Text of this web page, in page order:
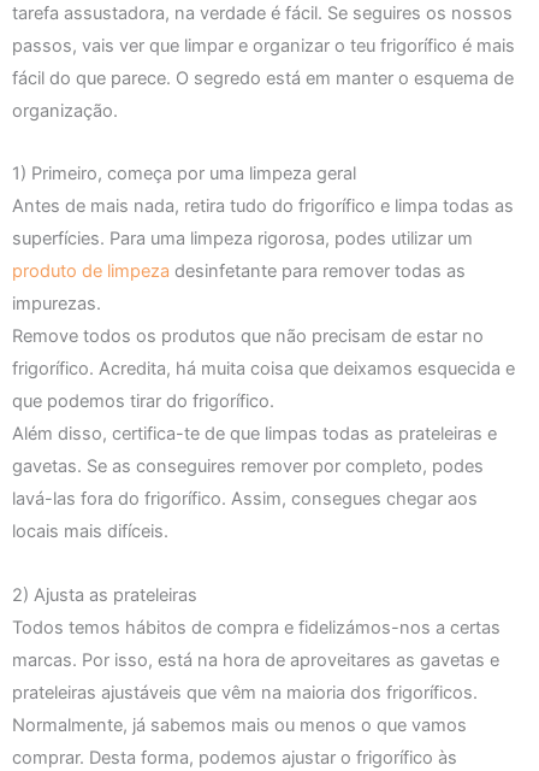
tarefa assustadora, na verdade é fácil. Se seguires os nossos
passos, vais ver que limpar e organizar o teu frigorífico é mais
fácil do que parece. O segredo está em manter o esquema de
organização.
1) Primeiro, começa por uma limpeza geral
Antes de mais nada, retira tudo do frigorífico e limpa todas as
superfícies. Para uma limpeza rigorosa, podes utilizar um
produto de limpeza desinfetante para remover todas as
impurezas.
Remove todos os produtos que não precisam de estar no
frigorífico. Acredita, há muita coisa que deixamos esquecida e
que podemos tirar do frigorífico.
Além disso, certifica-te de que limpas todas as prateleiras e
gavetas. Se as conseguires remover por completo, podes
lavá-las fora do frigorífico. Assim, consegues chegar aos
locais mais difíceis.
2) Ajusta as prateleiras
Todos temos hábitos de compra e fidelizámos-nos a certas
marcas. Por isso, está na hora de aproveitares as gavetas e
prateleiras ajustáveis que vêm na maioria dos frigoríficos.
Normalmente, já sabemos mais ou menos o que vamos
comprar. Desta forma, podemos ajustar o frigorífico às